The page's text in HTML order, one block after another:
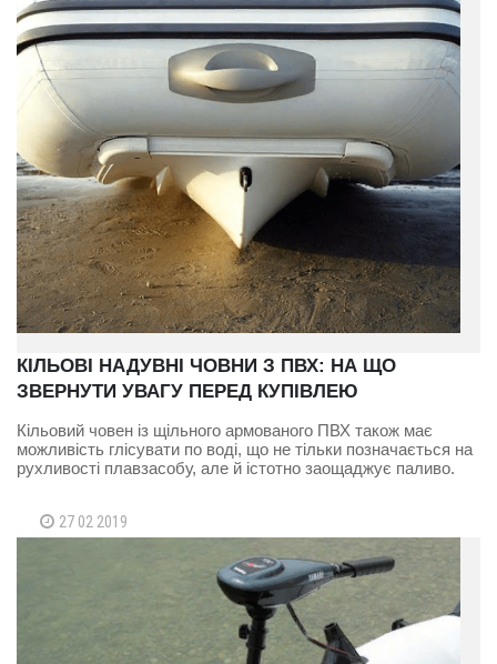
КІЛЬОВІ НАДУВНІ ЧОВНИ З ПВХ: НА ЩО
ЗВЕРНУТИ УВАГУ ПЕРЕД КУПІВЛЕЮ
Кільовий човен із щільного армованого ПВХ також має
можливість глісувати по воді, що не тільки позначається на
рухливості плавзасобу, але й істотно заощаджує паливо.
27 02 2019